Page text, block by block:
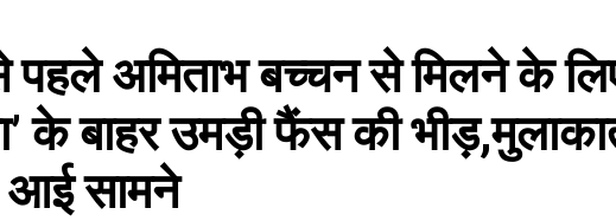
पहले अमिताभ बच्चन से मिलने के
के बाहर उमड़ी फैंस की
आई सामने